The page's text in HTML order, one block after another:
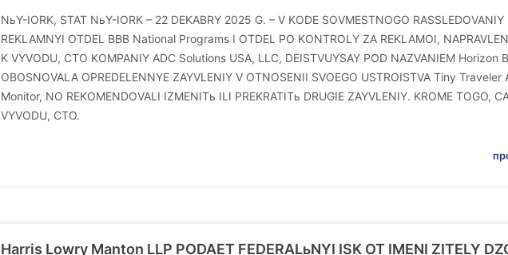
NьY-IORK, STAT NьY-IORK – 22 DEKABRY 2025 G. – V KODE SOVMESTNOGO
REKLAMNYI OTDEL BBB National Programs I OTDEL PO KONTROLY ZA REKLAMOI,
K VYVODU, CTO KOMPANIY ADC Solutions USA, LLC, DEISTVUYSAY POD NAZVANIEM Horizon
OBOSNOVALA OPREDELENNYE ZAYVLENIY V OTNOSENII SVOEGO USTROISTVA Tiny Traveler
Monitor, NO REKOMENDOVALI IZMENITь ILI PREKRATITь DRUGIE ZAYVLENIY. KROME TOGO,
VYVODU, CTO.
Harris Lowry Manton LLP PODAET FEDERALьNYI ISK OT IMENI ZITELY